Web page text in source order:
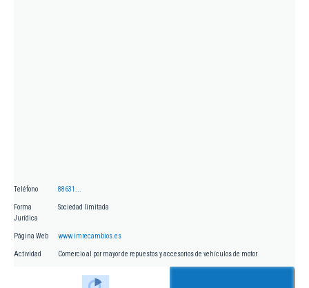
Teléfono 88631...
Forma
Jurídica
Sociedad limitada
Página Web www.imrecambios.es
Actividad Comercio al por mayor de repuestos y accesorios de vehículos de motor